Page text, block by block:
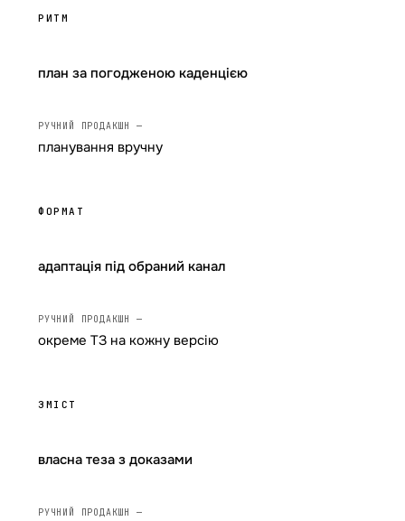
РИТМ
план за погодженою каденцією
планування вручну
ФОРМАТ
адаптація під обраний канал
окреме ТЗ на кожну версію
ЗМІСТ
власна теза з доказами